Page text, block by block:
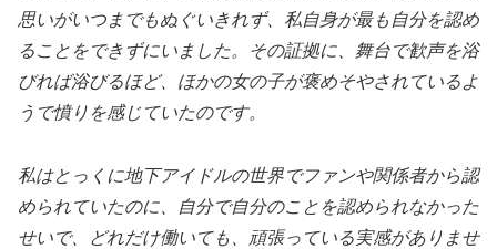
思いがいつまでもぬぐいきれず、私自身が最も自分を認め
ることをできずにいました。その証拠に、舞台で歓声を浴
びれば浴びるほど、ほかの女の子が褒めそやされているよ
うで憤りを感じていたのです。
私はとっくに地下アイドルの世界でファンや関係者から認
められていたのに、自分で自分のことを認められなかった
せいで、どれだけ働いても、頑張っている実感がありませ